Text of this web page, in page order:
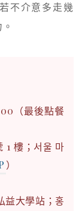
不介意多走幾
00（最後點餐
1 樓；서울 마
）
益大學站；홍